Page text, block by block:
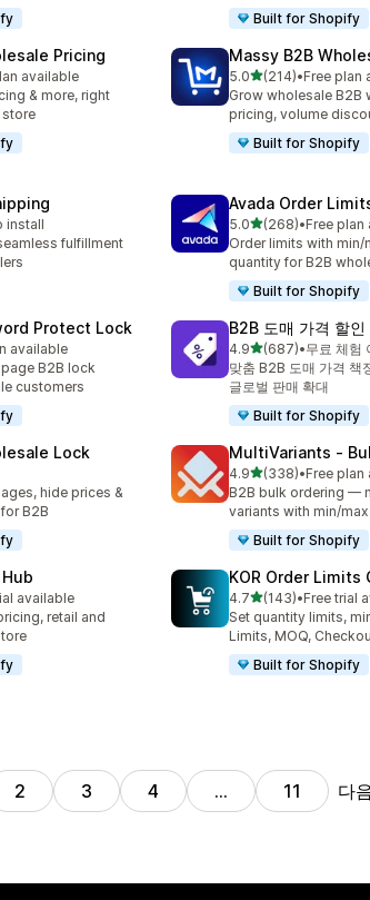
Built for Shopify
Pricing
available
& more, right
Massy B2B
5.0별 5개 중
(214)
총 리뷰 214개
•Free plan
Grow wholesale B2B
pricing, volume
Built for Shopify
install
fulfillment
Avada Order
5.0별 5개 중
(268)
총 리뷰 268개
•Free plan
Order limits with min/
quantity for B2B
Built for Shopify
Protect Lock
available
B2B lock
customers
B2B 도매 가격 할인
4.9별 5개 중
(687)
총 리뷰 687개
•무료 체험
맞춤 B2B 도매 가격 책
글로벌 판매 확대
Built for Shopify
Lock
hide prices &
B2B
MultiVariants ‑
4.9별 5개 중
(338)
총 리뷰 338개
•Free plan
B2B bulk ordering —
variants with min/
Built for Shopify
available
retail and
KOR Order Limits
4.7별 5개 중
(143)
총 리뷰 143개
•Free trial
Set quantity limits,
Limits, MOQ,
Built for Shopify
2 3 4 … 11 다